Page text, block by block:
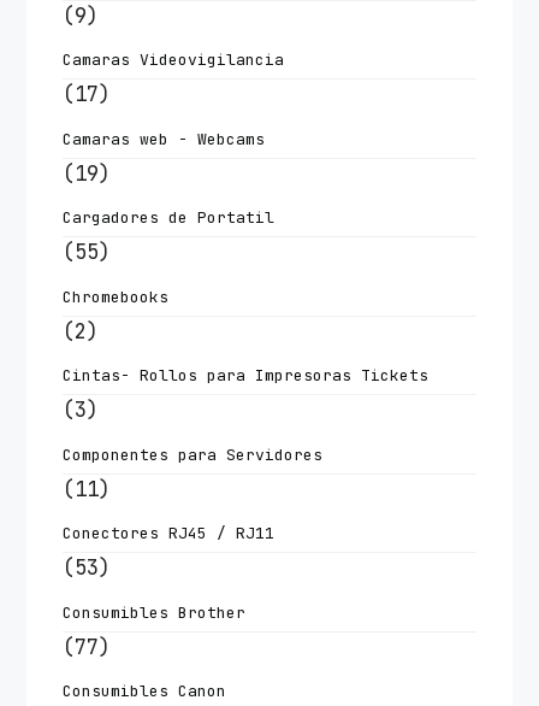
(9)
Camaras Videovigilancia
(17)
Camaras web - Webcams
(19)
Cargadores de Portatil
(55)
Chromebooks
(2)
Cintas- Rollos para Impresoras Tickets
(3)
Componentes para Servidores
(11)
Conectores RJ45 / RJ11
(53)
Consumibles Brother
(77)
Consumibles Canon